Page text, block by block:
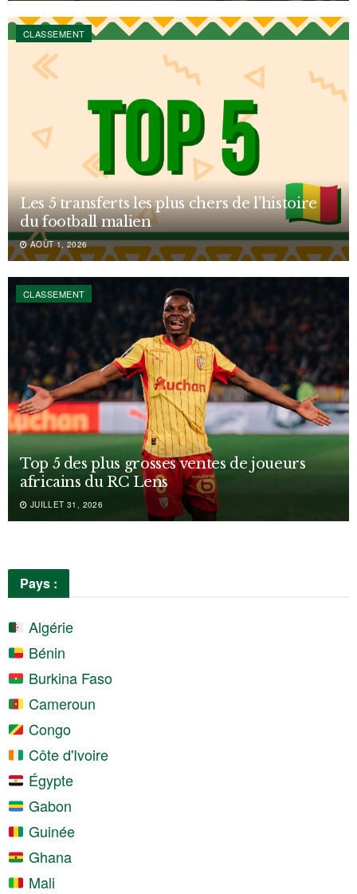
CLASSEMENT
Les 5 transferts les plus chers de l’histoire
du football malien
AOÛT 1, 2026
CLASSEMENT
Top 5 des plus grosses ventes de joueurs
africains du RC Lens
JUILLET 31, 2026
Pays :
Algérie
Bénin
Burkina Faso
Cameroun
Congo
Côte d'Ivoire
Égypte
Gabon
Guinée
Ghana
Mali